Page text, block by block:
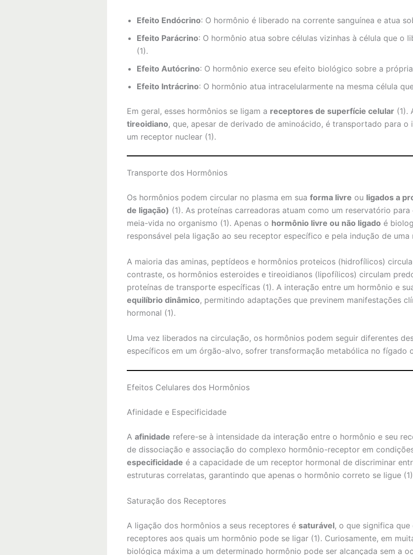
Efeito Endócrino: O hormônio é liberado na corrente sanguínea e atua
Efeito Parácrino: O hormônio atua sobre células vizinhas à célula que o
(1).
Efeito Autócrino: O hormônio exerce seu efeito biológico sobre a
Efeito Intrácrino: O hormônio atua intracelularmente na mesma célula
Em geral, esses hormônios se ligam a receptores de superfície celular (1).
tireoidiano, que, apesar de derivado de aminoácido, é transportado para o
um receptor nuclear (1).
Transporte dos Hormônios
Os hormônios podem circular no plasma em sua forma livre ou ligados a
de ligação) (1). As proteínas carreadoras atuam como um reservatório
meia-vida no organismo (1). Apenas o hormônio livre ou não ligado é
responsável pela ligação ao seu receptor específico e pela indução de uma
A maioria das aminas, peptídeos e hormônios proteicos (hidrofílicos)
contraste, os hormônios esteroides e tireoidianos (lipofílicos) circulam
proteínas de transporte específicas (1). A interação entre um hormônio e
equilíbrio dinâmico, permitindo adaptações que previnem manifestações
hormonal (1).
Uma vez liberados na circulação, os hormônios podem seguir diferentes
específicos em um órgão-alvo, sofrer transformação metabólica no fígado
Efeitos Celulares dos Hormônios
Afinidade e Especificidade
A afinidade refere-se à intensidade da interação entre o hormônio e seu
de dissociação e associação do complexo hormônio-receptor em
especificidade é a capacidade de um receptor hormonal de discriminar
estruturas correlatas, garantindo que apenas o hormônio correto se ligue
Saturação dos Receptores
A ligação dos hormônios a seus receptores é saturável, o que significa
receptores aos quais um hormônio pode se ligar (1). Curiosamente, em
biológica máxima a um determinado hormônio pode ser alcançada sem a